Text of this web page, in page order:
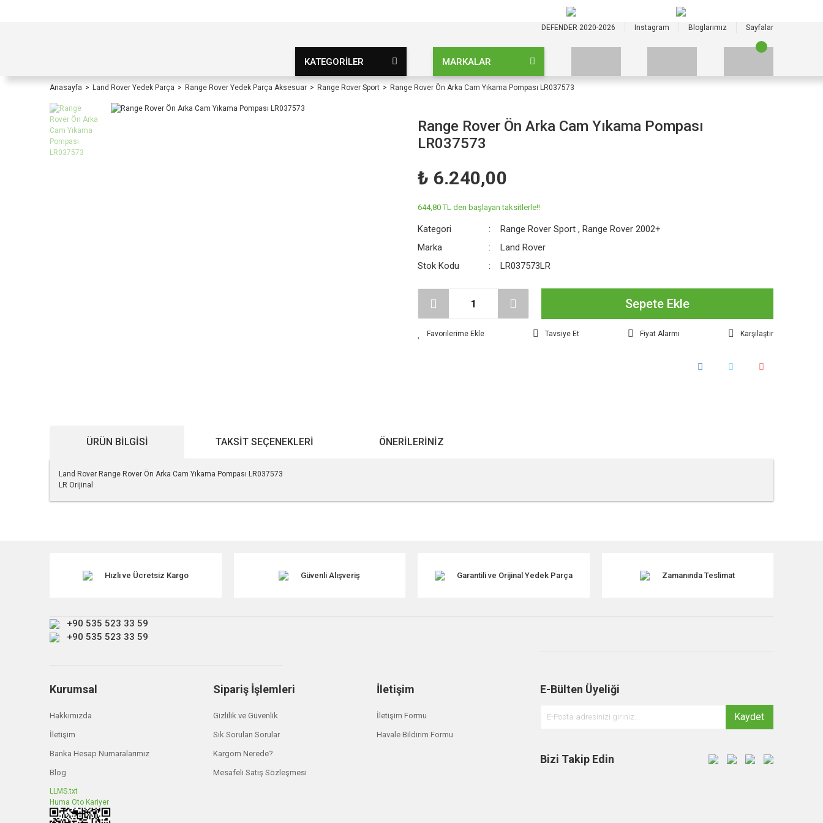
DEFENDER 2020-2026 Instagram Bloglarımız Sayfalar
KATEGORİLER MARKALAR
Anasayfa Land Rover Yedek Parça Range Rover Yedek Parça Aksesuar Range Rover Sport Range Rover Ön Arka Cam Yıkama Pompası LR037573
Range Rover Ön Arka Cam Yıkama Pompası
LR037573
₺ 6.240,00
644,80 TL den başlayan taksitlerle!!
Kategori Range Rover Sport ,Range Rover 2002+
Marka
Land Rover
Stok Kodu
LR037573LR
Sepete Ekle
Tavsiye Et Fiyat Alarmı Karşılaştır
ÜRÜN BILGISI TAKSIT SEÇENEKLERI ÖNERILERINIZ
Land Rover Range Rover Ön Arka Cam Yıkama Pompası LR037573
LR Orijinal
Ürün açıklamasında eksik bilgiler bulunuyor.
Bu ürüne benzer farklı alternatifler olmalı.
Hızlı ve Ücretsiz Kargo Güvenli Alışveriş Garantili ve Orijinal Yedek Parça Zamanında Teslimat
+90 535 523 33 59
+90 535 523 33 59
Kurumsal
Hakkımızda
İletişim
Banka Hesap Numaralarımız
Blog
LLMS.txt
Huma Oto Kariyer
Sipariş İşlemleri
Gizlilik ve Güvenlik
Sık Sorulan Sorular
Kargom Nerede?
Mesafeli Satış Sözleşmesi
İletişim
İletişim Formu
Havale Bildirim Formu
E-Bülten Üyeliği
Kaydet
Bizi Takip Edin